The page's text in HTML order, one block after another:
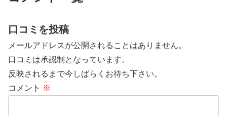
口コミを投稿
メールアドレスが公開されることはありません。
口コミは承認制となっています。
反映されるまで今しばらくお待ち下さい。
コメント ※